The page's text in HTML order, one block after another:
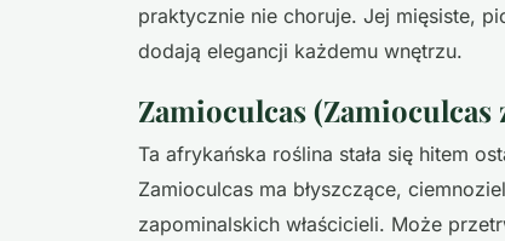
praktycznie nie choruje. Jej mięsiste,
dodają elegancji każdemu wnętrzu.
Zamioculcas
Ta afrykańska roślina stała się hitem
Zamioculcas ma błyszczące,
zapominalskich właścicieli. Może